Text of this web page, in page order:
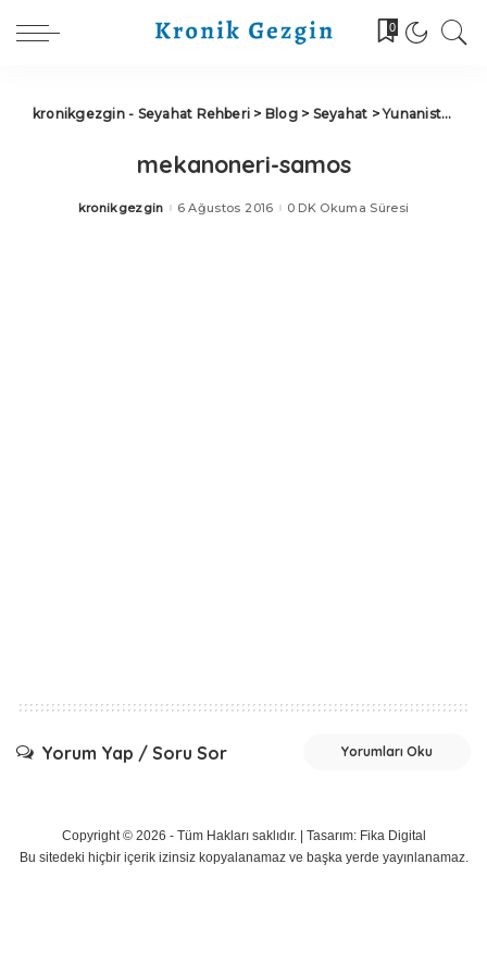
0
kronikgezgin - Seyahat Rehberi > Blog> Seyahat >Yunanistan
mekanoneri-samos
Posted
kronikgezgin 6 Ağustos 2016 0 DK Okuma Süresi
Yorum Yap / Soru Sor Yorumları Oku
Copyright © 2026 - Tüm Hakları saklıdır. | Tasarım: Fika Digital
Bu sitedeki hiçbir içerik izinsiz kopyalanamaz ve başka yerde yayınlanamaz.